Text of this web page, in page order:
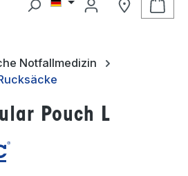
Notfallmedizin
Pouch L